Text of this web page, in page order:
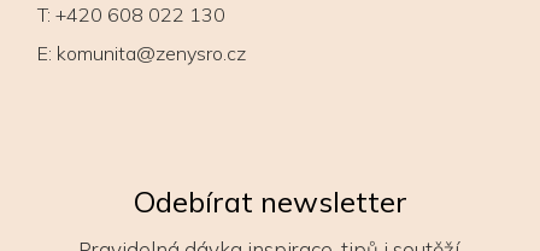
T: +420 608 022 130
E: komunita@zenysro.cz
Odebírat newsletter